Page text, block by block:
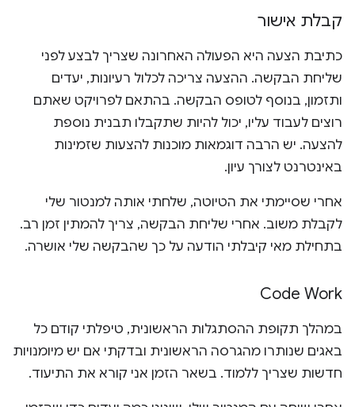
קבלת אישור
כתיבת הצעה היא הפעולה האחרונה שצריך לבצע לפני
שליחת הבקשה. ההצעה צריכה לכלול רעיונות, יעדים
ותזמון, בנוסף לטופס הבקשה. בהתאם לפרויקט שאתם
רוצים לעבוד עליו, יכול להיות שתקבלו תבנית נוספת
להצעה. יש הרבה דוגמאות מוכנות להצעות שזמינות
באינטרנט לצורך עיון.
אחרי שסיימתי את הטיוטה, שלחתי אותה למנטור שלי
לקבלת משוב. אחרי שליחת הבקשה, צריך להמתין זמן רב.
בתחילת מאי קיבלתי הודעה על כך שהבקשה שלי אושרה.
Code Work
במהלך תקופת ההסתגלות הראשונית, טיפלתי קודם כל
באגים שנותרו מהגרסה הראשונית ובדקתי אם יש מיומנויות
חדשות שצריך ללמוד. בשאר הזמן אני קורא את התיעוד.